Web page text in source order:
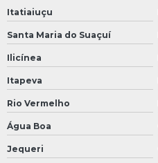
Itatiaiuçu
Santa Maria do Suaçuí
Ilicínea
Itapeva
Rio Vermelho
Água Boa
Jequeri